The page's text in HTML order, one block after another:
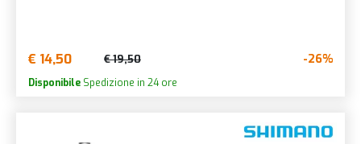
€ 14,50 € 19,50 -26%
Disponibile Spedizione in 24 ore